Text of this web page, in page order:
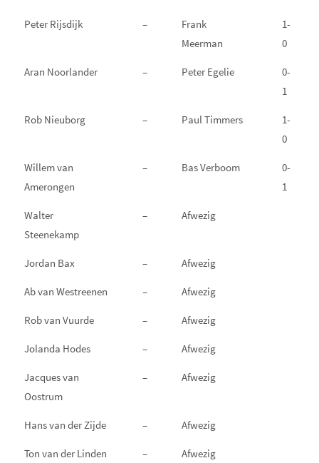
Peter Rijsdijk –
Frank
Meerman
1-
0
Aran Noorlander – Peter Egelie
0-
1
Rob Nieuborg – Paul Timmers
1-
0
Willem van
Amerongen
– Bas Verboom
0-
1
Walter
Steenekamp
– Afwezig
Jordan Bax – Afwezig
Ab van Westreenen – Afwezig
Rob van Vuurde – Afwezig
Jolanda Hodes – Afwezig
Jacques van
Oostrum
– Afwezig
Hans van der Zijde – Afwezig
Ton van der Linden – Afwezig